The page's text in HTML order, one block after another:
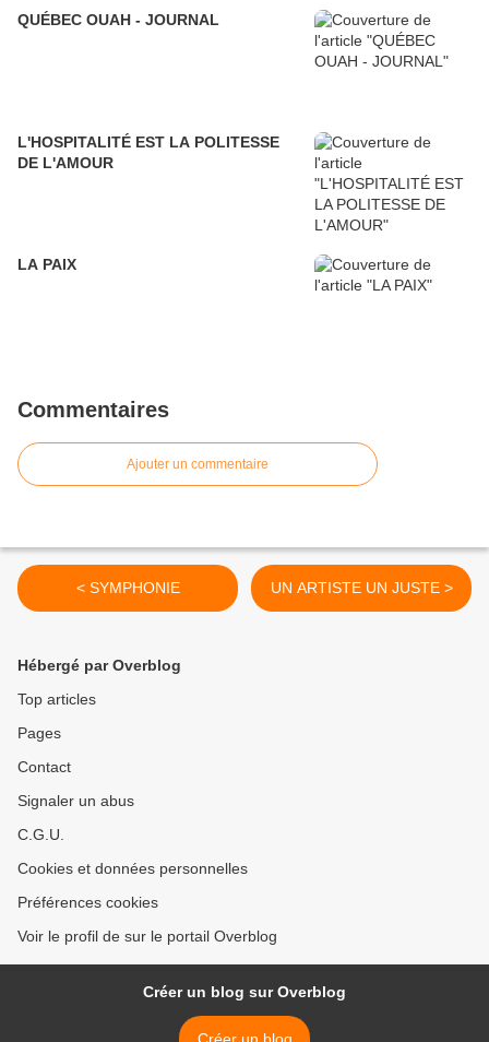
QUÉBEC OUAH - JOURNAL
L'HOSPITALITÉ EST LA POLITESSE
DE L'AMOUR
LA PAIX
Commentaires
Ajouter un commentaire
< SYMPHONIE UN ARTISTE UN JUSTE >
Hébergé par Overblog
Top articles
Pages
Contact
Signaler un abus
C.G.U.
Cookies et données personnelles
Préférences cookies
Voir le profil de sur le portail Overblog
Créer un blog sur Overblog